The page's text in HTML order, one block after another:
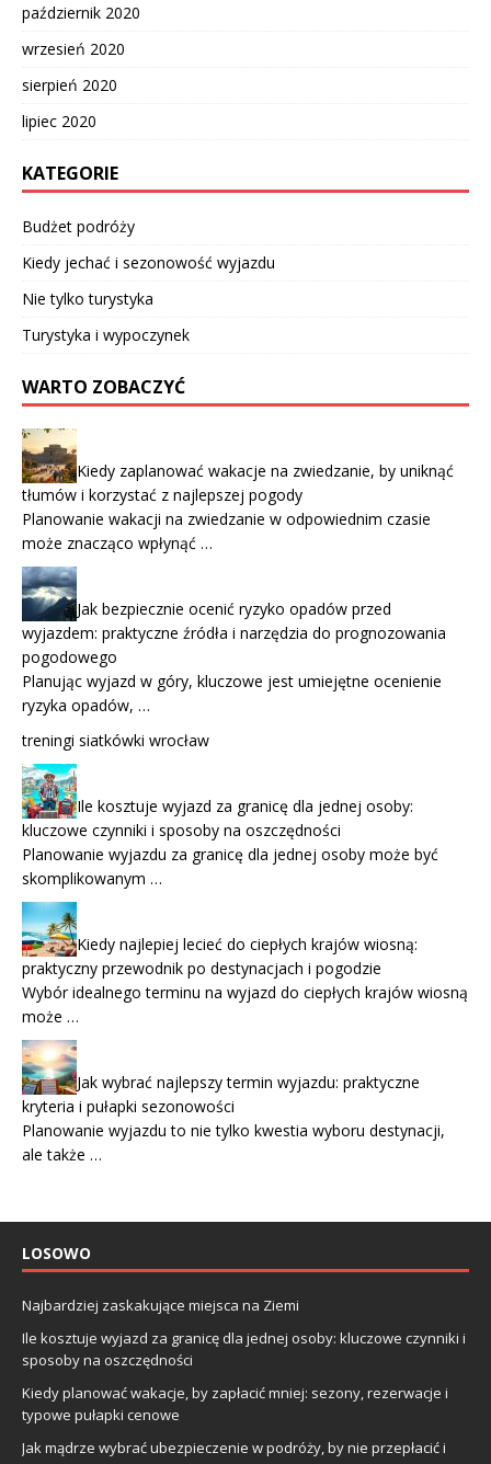
październik 2020
wrzesień 2020
sierpień 2020
lipiec 2020
KATEGORIE
Budżet podróży
Kiedy jechać i sezonowość wyjazdu
Nie tylko turystyka
Turystyka i wypoczynek
WARTO ZOBACZYĆ
Kiedy zaplanować wakacje na zwiedzanie, by uniknąć
tłumów i korzystać z najlepszej pogody
Planowanie wakacji na zwiedzanie w odpowiednim czasie
może znacząco wpłynąć …
Jak bezpiecznie ocenić ryzyko opadów przed
wyjazdem: praktyczne źródła i narzędzia do prognozowania
pogodowego
Planując wyjazd w góry, kluczowe jest umiejętne ocenienie
ryzyka opadów, …
treningi siatkówki wrocław
Ile kosztuje wyjazd za granicę dla jednej osoby:
kluczowe czynniki i sposoby na oszczędności
Planowanie wyjazdu za granicę dla jednej osoby może być
skomplikowanym …
Kiedy najlepiej lecieć do ciepłych krajów wiosną:
praktyczny przewodnik po destynacjach i pogodzie
Wybór idealnego terminu na wyjazd do ciepłych krajów wiosną
może …
Jak wybrać najlepszy termin wyjazdu: praktyczne
kryteria i pułapki sezonowości
Planowanie wyjazdu to nie tylko kwestia wyboru destynacji,
ale także …
LOSOWO
Najbardziej zaskakujące miejsca na Ziemi
Ile kosztuje wyjazd za granicę dla jednej osoby: kluczowe czynniki i
sposoby na oszczędności
Kiedy planować wakacje, by zapłacić mniej: sezony, rezerwacje i
typowe pułapki cenowe
Jak mądrze wybrać ubezpieczenie w podróży, by nie przepłacić i